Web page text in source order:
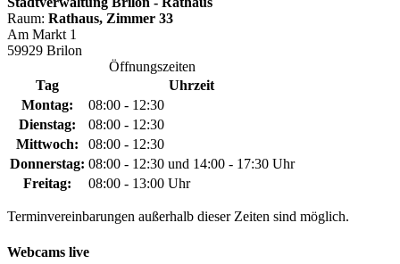
Raum: Rathaus, Zimmer 33
Am Markt 1
59929 Brilon
Öffnungszeiten
Tag
Uhrzeit
Montag:
08:00 - 12:30
Dienstag:
08:00 - 12:30
Mittwoch:
08:00 - 12:30
Donnerstag: 08:00 - 12:30 und 14:00 - 17:30 Uhr
Freitag:
08:00 - 13:00 Uhr
Terminvereinbarungen außerhalb dieser Zeiten sind möglich.
Webcams live